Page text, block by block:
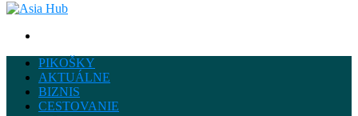
PIKOŠKY
AKTUÁLNE
BIZNIS
CESTOVANIE